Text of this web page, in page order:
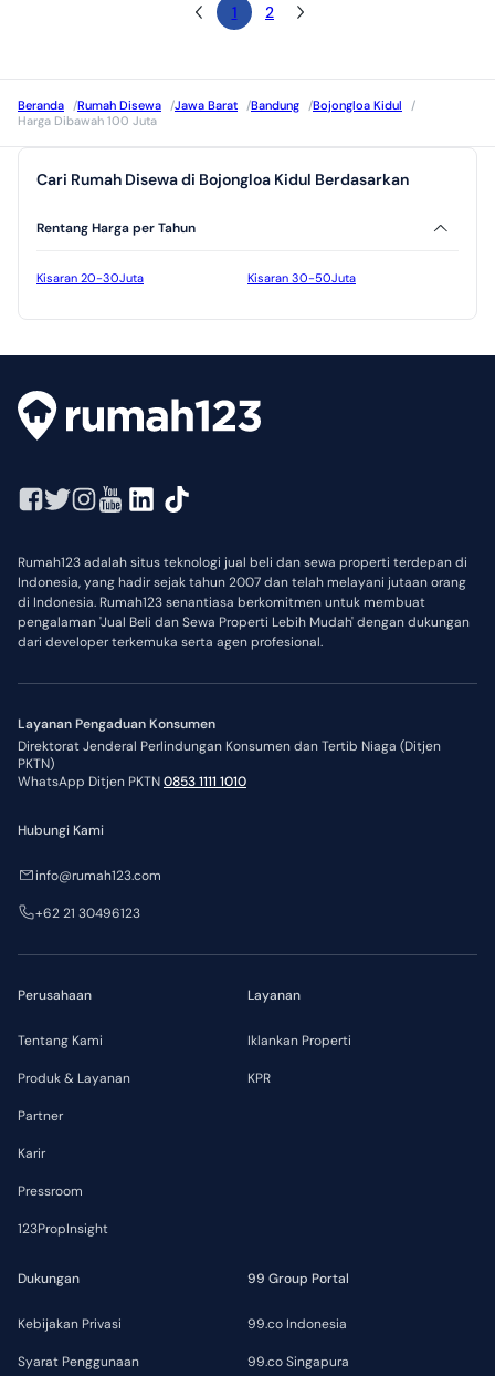
1 2
Beranda /Rumah Disewa /Jawa Barat /Bandung /Bojongloa Kidul
/
Harga Dibawah 100 Juta
Cari Rumah Disewa di Bojongloa Kidul Berdasarkan
Rentang Harga per Tahun
Kisaran 20-30Juta Kisaran 30-50Juta
Rumah123 adalah situs teknologi jual beli dan sewa properti terdepan di
Indonesia, yang hadir sejak tahun 2007 dan telah melayani jutaan orang
di Indonesia. Rumah123 senantiasa berkomitmen untuk membuat
pengalaman 'Jual Beli dan Sewa Properti Lebih Mudah' dengan dukungan
dari developer terkemuka serta agen profesional.
Layanan Pengaduan Konsumen
Direktorat Jenderal Perlindungan Konsumen dan Tertib Niaga (Ditjen
PKTN)
WhatsApp Ditjen PKTN0853 1111 1010
Perusahaan
Tentang Kami
Produk & Layanan
Partner
Karir
Pressroom
123PropInsight
Layanan
Iklankan Properti
KPR
Dukungan
Kebijakan Privasi
Syarat Penggunaan
99 Group Portal
99.co Indonesia
99.co Singapura
Hubungi Kami
info@rumah123.com
+62 21 30496123